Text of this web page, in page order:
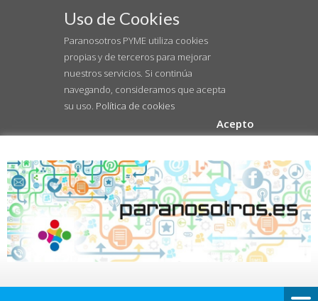
Uso de Cookies
Paranosotros PYME utiliza cookies
propias y de terceros para mejorar
nuestros servicios. Si continúa
navegando, consideramos que acepta
su uso. Política de cookies
Acepto